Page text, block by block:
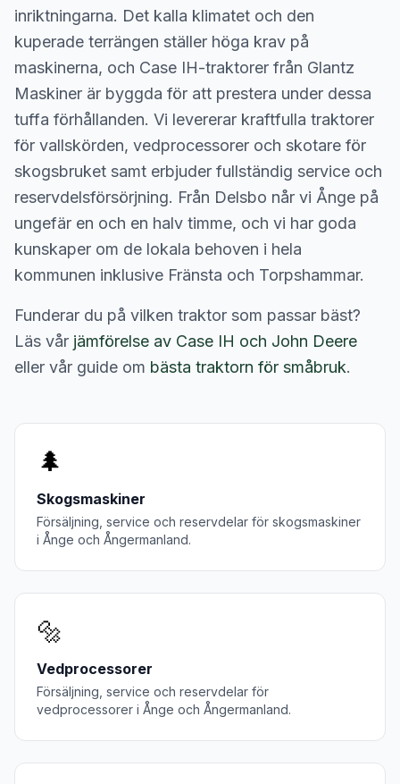
inriktningarna. Det kalla klimatet och den
kuperade terrängen ställer höga krav på
maskinerna, och Case IH-traktorer från Glantz
Maskiner är byggda för att prestera under dessa
tuffa förhållanden. Vi levererar kraftfulla traktorer
för vallskörden, vedprocessorer och skotare för
skogsbruket samt erbjuder fullständig service och
reservdelsförsörjning. Från Delsbo når vi Ånge på
ungefär en och en halv timme, och vi har goda
kunskaper om de lokala behoven i hela
kommunen inklusive Fränsta och Torpshammar.
Funderar du på vilken traktor som passar bäst?
Läs vår jämförelse av Case IH och John Deere
eller vår guide om bästa traktorn för småbruk.
🌲
Skogsmaskiner
Försäljning, service och reservdelar för skogsmaskiner
i Ånge och Ångermanland.
🔩
Vedprocessorer
Försäljning, service och reservdelar för
vedprocessorer i Ånge och Ångermanland.